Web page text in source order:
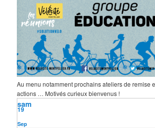
Au menu notamment prochains ateliers de remise
actions … Motivés curieux bienvenus !
Sep
19
sam